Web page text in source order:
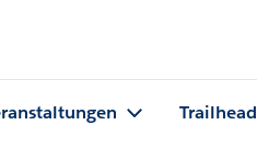
Trailhead